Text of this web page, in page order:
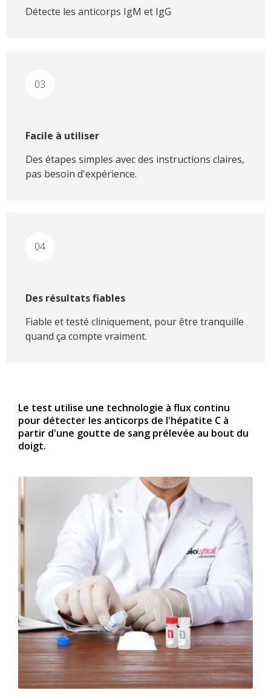
Détecte les anticorps IgM et IgG
03
Facile à utiliser
Des étapes simples avec des instructions claires,
pas besoin d'expérience.
04
Des résultats fiables
Fiable et testé cliniquement, pour être tranquille
quand ça compte vraiment.
Le test utilise une technologie à flux continu
pour détecter les anticorps de l'hépatite C à
partir d'une goutte de sang prélevée au bout du
doigt.